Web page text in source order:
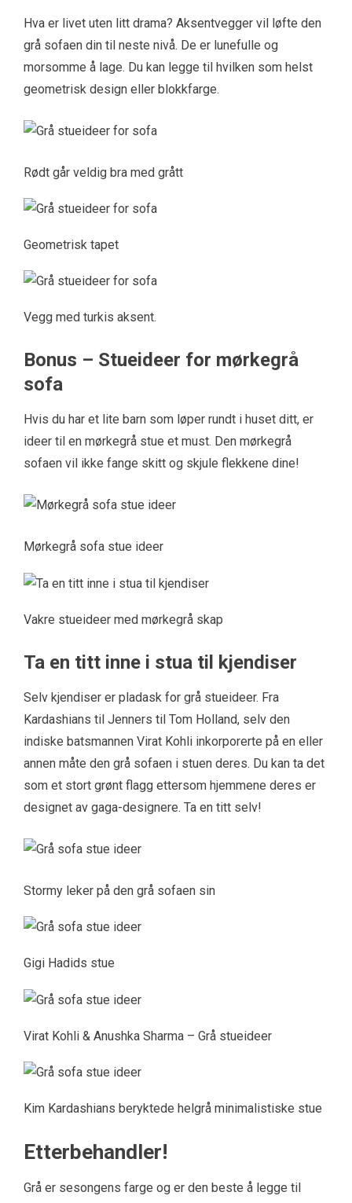
Hva er livet uten litt drama? Aksentvegger vil løfte den
grå sofaen din til neste nivå. De er lunefulle og
morsomme å lage. Du kan legge til hvilken som helst
geometrisk design eller blokkfarge.
Rødt går veldig bra med grått
Geometrisk tapet
Vegg med turkis aksent.
Bonus – Stueideer for mørkegrå
sofa
Hvis du har et lite barn som løper rundt i huset ditt, er
ideer til en mørkegrå stue et must. Den mørkegrå
sofaen vil ikke fange skitt og skjule flekkene dine!
Mørkegrå sofa stue ideer
Vakre stueideer med mørkegrå skap
Ta en titt inne i stua til kjendiser
Selv kjendiser er pladask for grå stueideer. Fra
Kardashians til Jenners til Tom Holland, selv den
indiske batsmannen Virat Kohli inkorporerte på en eller
annen måte den grå sofaen i stuen deres. Du kan ta det
som et stort grønt flagg ettersom hjemmene deres er
designet av gaga-designere. Ta en titt selv!
Stormy leker på den grå sofaen sin
Gigi Hadids stue
Virat Kohli & Anushka Sharma – Grå stueideer
Kim Kardashians beryktede helgrå minimalistiske stue
Etterbehandler!
Grå er sesongens farge og er den beste å legge til